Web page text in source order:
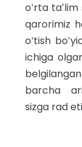
oʻrta
qarorimiz
oʻtish
ichiga
barcha
sizga rad